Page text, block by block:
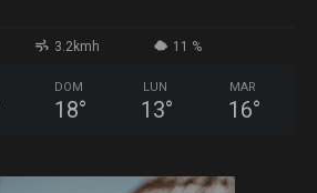
3.2kmh 11 %
DOM
18°
LUN
13°
MAR
16°